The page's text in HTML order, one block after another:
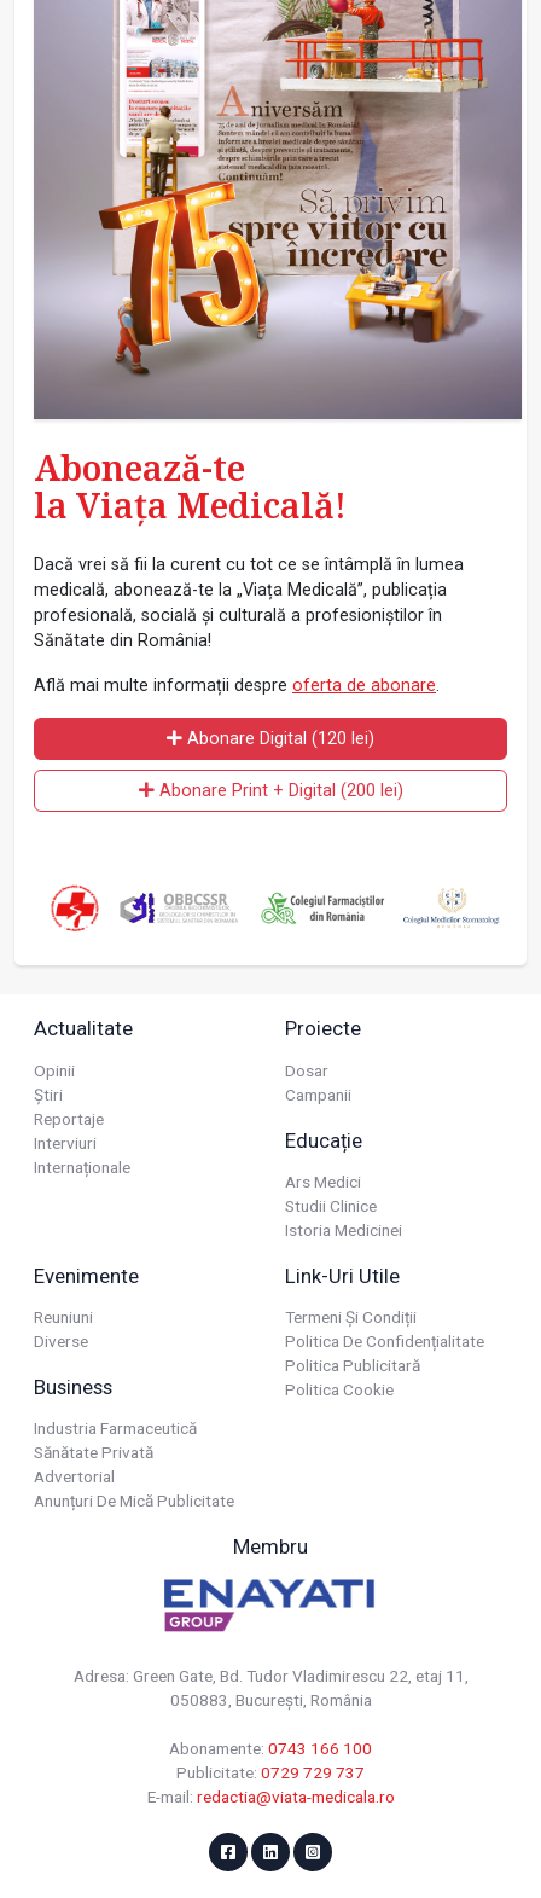
Abonează-te
la Viața Medicală!
Dacă vrei să fii la curent cu tot ce se întâmplă în lumea
medicală, abonează-te la „Viața Medicală”, publicația
profesională, socială și culturală a profesioniștilor în
Sănătate din România!
Află mai multe informații despre oferta de abonare.
Abonare Digital (120 lei)
Abonare Print + Digital (200 lei)
Actualitate
Opinii
Știri
Reportaje
Interviuri
Internaționale
Proiecte
Dosar
Campanii
Educație
Ars Medici
Studii Clinice
Istoria Medicinei
Evenimente
Reuniuni
Diverse
Business
Industria Farmaceutică
Sănătate Privată
Advertorial
Anunțuri De Mică Publicitate
Link-Uri Utile
Termeni Și Condiții
Politica De Confidențialitate
Politica Publicitară
Politica Cookie
Membru
Adresa: Green Gate, Bd. Tudor Vladimirescu 22, etaj 11,
050883, Bucureşti, România
Abonamente: 0743 166 100
Publicitate: 0729 729 737
E-mail: redactia@viata-medicala.ro